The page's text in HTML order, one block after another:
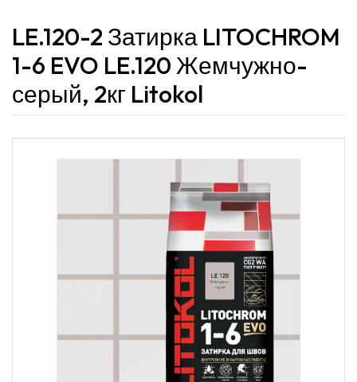
LE.120-2 Затирка LITOCHROM
1-6 EVO LE.120 Жемчужно-
серый, 2кг Litokol